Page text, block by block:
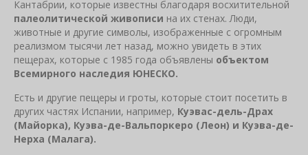
Кантабрии, которые известны благодаря восхитительной
палеолитической живописи на их стенах. Люди,
животные и другие символы, изображенные с огромным
реализмом тысячи лет назад, можно увидеть в этих
пещерах, которые с 1985 года объявлены объектом
Всемирного наследия ЮНЕСКО.
Есть и другие пещеры и гроты, которые стоит посетить в
других частях Испании, например, Куэвас-дель-Драх
(Майорка), Куэва-де-Вальпоркеро (Леон) и Куэва-де-
Нерха (Малага).